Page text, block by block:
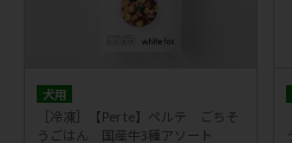
犬用
［冷凍］【Per te】ペルテ ごちそ
うごはん 国産牛3種アソート